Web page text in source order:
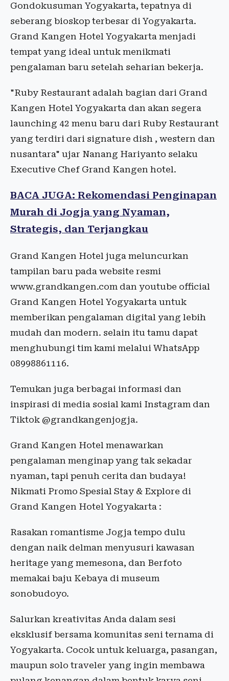
Gondokusuman Yogyakarta, tepatnya di
seberang bioskop terbesar di Yogyakarta.
Grand Kangen Hotel Yogyakarta menjadi
tempat yang ideal untuk menikmati
pengalaman baru setelah seharian bekerja.
"Ruby Restaurant adalah bagian dari Grand
Kangen Hotel Yogyakarta dan akan segera
launching 42 menu baru dari Ruby Restaurant
yang terdiri dari signature dish , western dan
nusantara" ujar Nanang Hariyanto selaku
Executive Chef Grand Kangen hotel.
BACA JUGA: Rekomendasi Penginapan
Murah di Jogja yang Nyaman,
Strategis, dan Terjangkau
Grand Kangen Hotel juga meluncurkan
tampilan baru pada website resmi
www.grandkangen.com dan youtube official
Grand Kangen Hotel Yogyakarta untuk
memberikan pengalaman digital yang lebih
mudah dan modern. selain itu tamu dapat
menghubungi tim kami melalui WhatsApp
08998861116.
Temukan juga berbagai informasi dan
inspirasi di media sosial kami Instagram dan
Tiktok @grandkangenjogja.
Grand Kangen Hotel menawarkan
pengalaman menginap yang tak sekadar
nyaman, tapi penuh cerita dan budaya!
Nikmati Promo Spesial Stay & Explore di
Grand Kangen Hotel Yogyakarta :
Rasakan romantisme Jogja tempo dulu
dengan naik delman menyusuri kawasan
heritage yang memesona, dan Berfoto
memakai baju Kebaya di museum
sonobudoyo.
Salurkan kreativitas Anda dalam sesi
eksklusif bersama komunitas seni ternama di
Yogyakarta. Cocok untuk keluarga, pasangan,
maupun solo traveler yang ingin membawa